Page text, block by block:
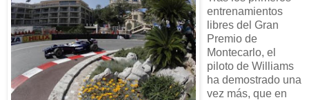
entrenamientos
libres del Gran
Premio de
Montecarlo, el
piloto de Williams
ha demostrado una
vez más, que en